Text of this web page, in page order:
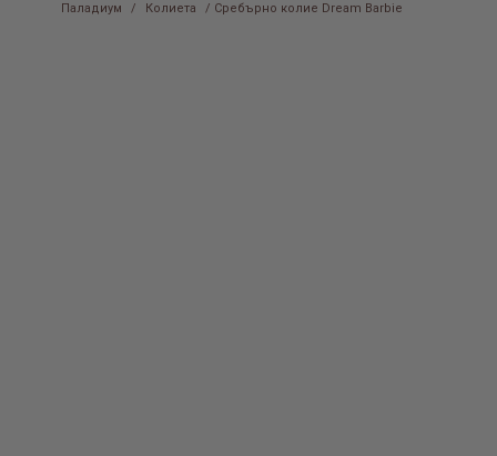
Паладиум / Колиета / Сребърно колие Dream Barbie